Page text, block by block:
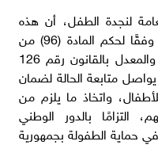
لنجدة الطفل، أن هذه
الواقعة تُعدّ تعريضًا للأطفال للخطر وفقًا لحكم المادة (96) من
قانون الطفل رقم 12 لسنة 1996 والمعدل بالقانون رقم 126
يواصل متابعة الحالة لضمان
واتخاذ ما يلزم من
بالدور الوطني
حماية الطفولة بجمهورية